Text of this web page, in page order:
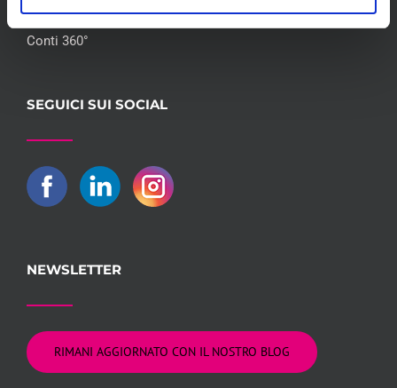
Conti 360°
SEGUICI SUI SOCIAL
NEWSLETTER
RIMANI AGGIORNATO CON IL NOSTRO BLOG